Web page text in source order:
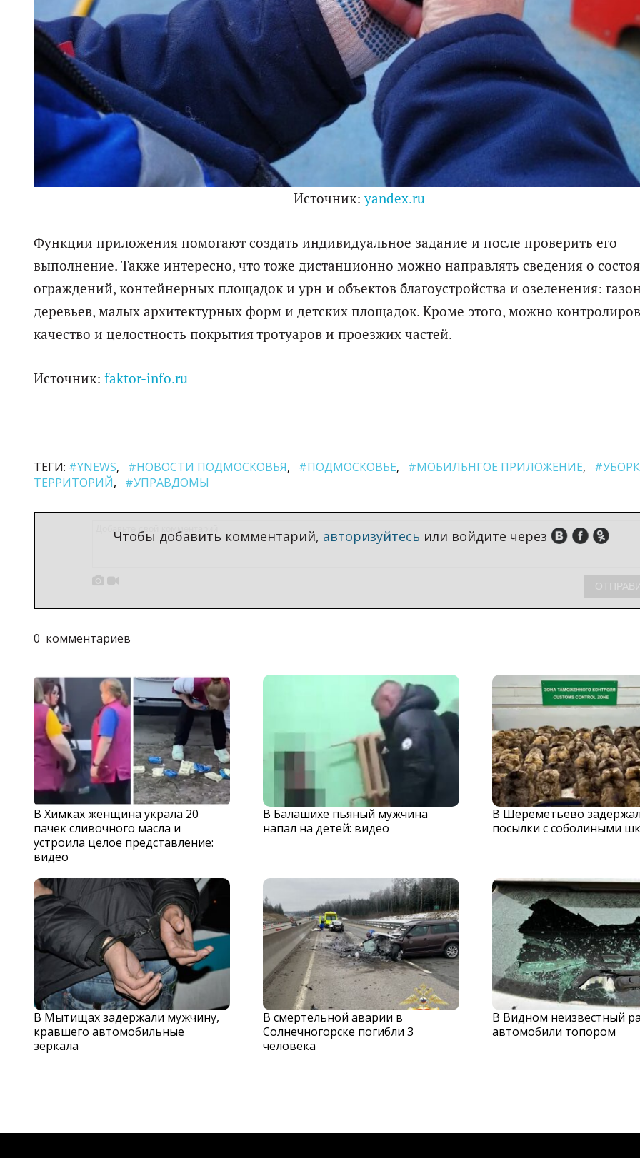
Источник:yandex.ru
Функции приложения помогают создать индивидуальное задание и после проверить его
выполнение. Также интересно, что тоже дистанционно можно направлять сведения о
ограждений, контейнерных площадок и урн и объектов благоустройства и озеленения:
деревьев, малых архитектурных форм и детских площадок. Кроме этого, можно
качество и целостность покрытия тротуаров и проезжих частей.
Источник: faktor-info.ru
ТЕГИ: #YNEWS #НОВОСТИ ПОДМОСКОВЬЯ #ПОДМОСКОВЬЕ #МОБИЛЬНГОЕ ПРИЛОЖЕНИЕ
ТЕРРИТОРИЙ
#УПРАВДОМЫ
Чтобы добавить комментарий, авторизуйтесь или войдите через
 
0 комментариев
В Химках женщина украла 20
пачек сливочного масла и
устроила целое представление:
видео
В Балашихе пьяный мужчина
напал на детей: видео
В Шереметьево
посылки с соболиными
В Мытищах задержали мужчину,
кравшего автомобильные
зеркала
В смертельной аварии в
Солнечногорске погибли 3
человека
В Видном неизвестный
автомобили топором